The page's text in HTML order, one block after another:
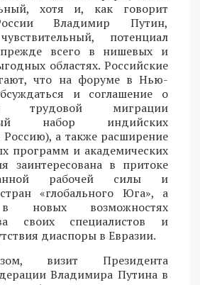
хотя и, как говорит
Владимир Путин,
потенциал
всего в нишевых и
областях. Российские
что на форуме в Нью-
и соглашение о
трудовой миграции
набор индийских
Россию), а также расширение
программ и академических
заинтересована в притоке
рабочей силы и
«глобального Юга», а
возможностях
своих специалистов и
диаспоры в Евразии.
визит Президента
Владимира Путина в